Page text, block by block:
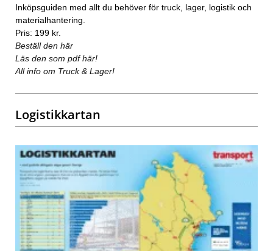
Inköpsguiden med allt du behöver för truck, lager, logistik och
materialhantering.
Pris: 199 kr.
Beställ den här
Läs den som pdf här!
All info om Truck & Lager!
Logistikkartan